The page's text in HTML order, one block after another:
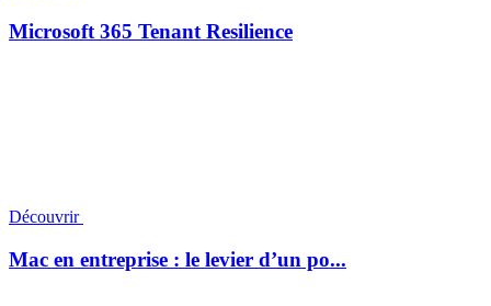
Microsoft 365 Tenant Resilience
Découvrir
Mac en entreprise : le levier d’un po...